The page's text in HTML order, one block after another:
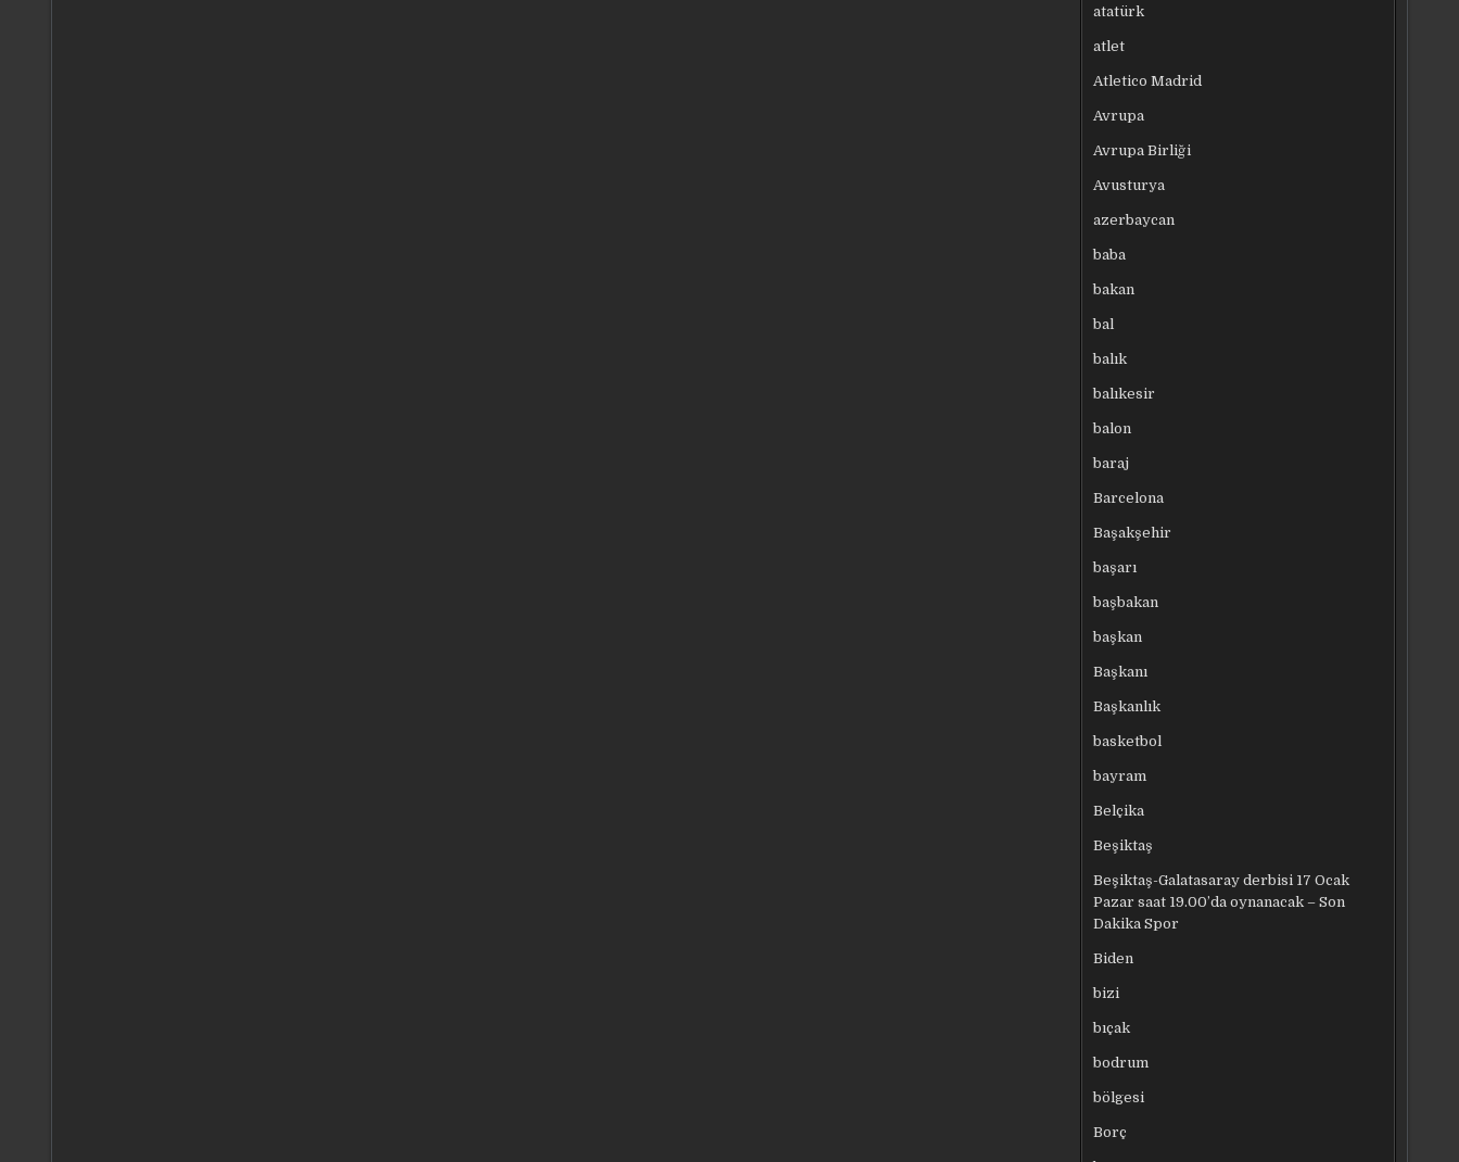
atatürk
atlet
Atletico Madrid
Avrupa
Avrupa Birliği
Avusturya
azerbaycan
baba
bakan
bal
balık
balıkesir
balon
baraj
Barcelona
Başakşehir
başarı
başbakan
başkan
Başkanı
Başkanlık
basketbol
bayram
Belçika
Beşiktaş
Beşiktaş-Galatasaray derbisi 17 Ocak
Pazar saat 19.00’da oynanacak – Son
Dakika Spor
Biden
bizi
bıçak
bodrum
bölgesi
Borç